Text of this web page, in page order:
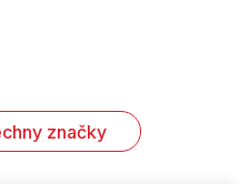
značky